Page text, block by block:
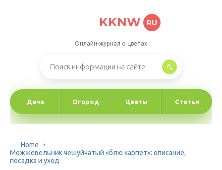
KKNW RU
Онлайн-журнал о цветах
Дача Огород Цветы Статьи
Home
Можжевельник чешуйчатый «блю карпет»: описание,
посадка и уход